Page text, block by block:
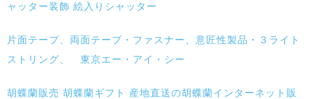
ャッター装飾 絵入りシャッター
片面テープ、両面テープ・ファスナー、意匠性製品・３ライト
ストリング、 東京エー・アイ・シー
胡蝶蘭販売 胡蝶蘭ギフト 産地直送の胡蝶蘭インターネット販